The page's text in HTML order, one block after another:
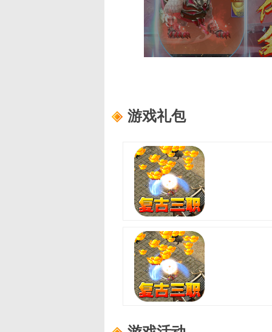
游戏礼包
适用范围：尊享礼包
礼包内容：龙珠自选箱*3、书页*10